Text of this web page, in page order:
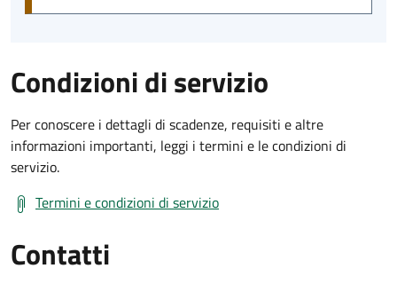
Condizioni di servizio
Per conoscere i dettagli di scadenze, requisiti e altre
informazioni importanti, leggi i termini e le condizioni di
servizio.
Termini e condizioni di servizio
Contatti